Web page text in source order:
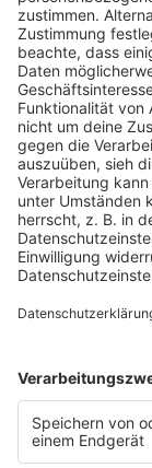
SPOTIFY
MEHR VON
MALIK HARRIS ÜBER
KRITIK - LIEDERGUT